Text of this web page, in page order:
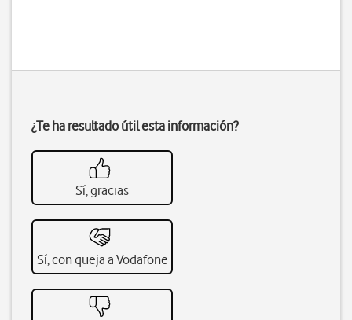
¿Te ha resultado útil esta información?
Sí, gracias
Sí, con queja a Vodafone